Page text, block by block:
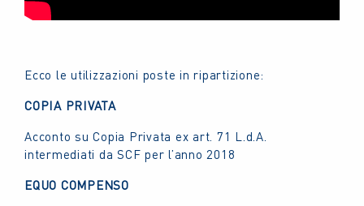
Ecco le utilizzazioni poste in ripartizione:
COPIA PRIVATA
Acconto su Copia Privata ex art. 71 L.d.A.
intermediati da SCF per l’anno 2018
EQUO COMPENSO